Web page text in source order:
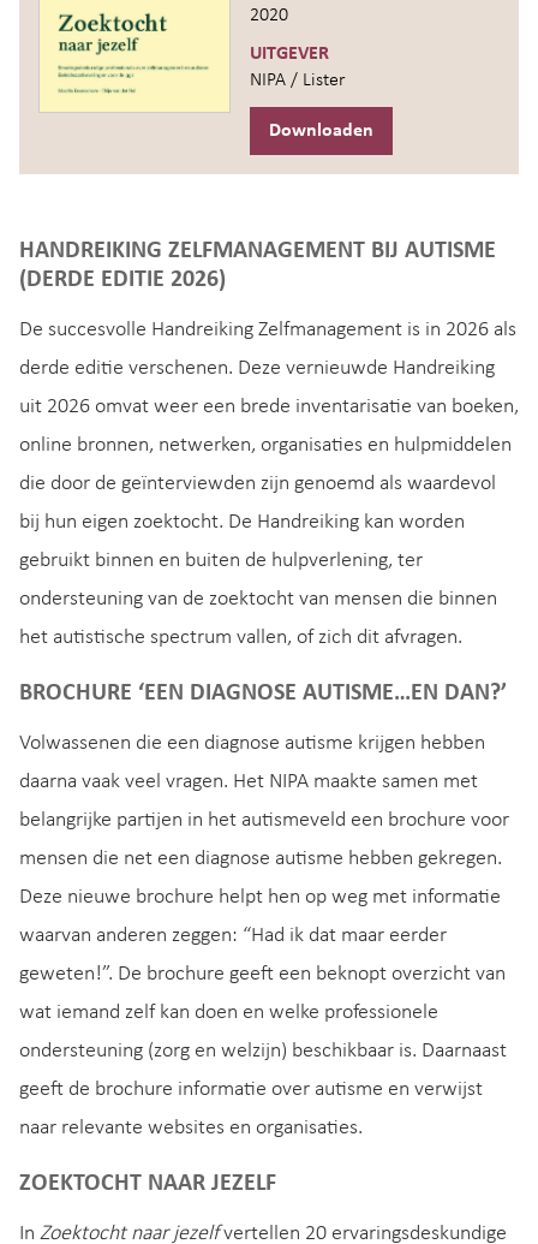
2020
UITGEVER
NIPA / Lister
Downloaden
HANDREIKING ZELFMANAGEMENT BIJ AUTISME
(DERDE EDITIE 2026)
De succesvolle Handreiking Zelfmanagement is in 2026 als
derde editie verschenen. Deze vernieuwde Handreiking
uit 2026 omvat weer een brede inventarisatie van boeken,
online bronnen, netwerken, organisaties en hulpmiddelen
die door de geïnterviewden zijn genoemd als waardevol
bij hun eigen zoektocht. De Handreiking kan worden
gebruikt binnen en buiten de hulpverlening, ter
ondersteuning van de zoektocht van mensen die binnen
het autistische spectrum vallen, of zich dit afvragen.
BROCHURE ‘EEN DIAGNOSE AUTISME…EN DAN?’
Volwassenen die een diagnose autisme krijgen hebben
daarna vaak veel vragen. Het NIPA maakte samen met
belangrijke partijen in het autismeveld een brochure voor
mensen die net een diagnose autisme hebben gekregen.
Deze nieuwe brochure helpt hen op weg met informatie
waarvan anderen zeggen: “Had ik dat maar eerder
geweten!”. De brochure geeft een beknopt overzicht van
wat iemand zelf kan doen en welke professionele
ondersteuning (zorg en welzijn) beschikbaar is. Daarnaast
geeft de brochure informatie over autisme en verwijst
naar relevante websites en organisaties.
ZOEKTOCHT NAAR JEZELF
In Zoektocht naar jezelfvertellen 20 ervaringsdeskundige